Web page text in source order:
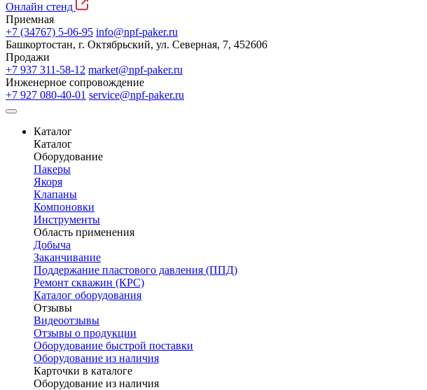
Онлайн стенд
Приемная
+7 (34767) 5-06-95 info@npf-paker.ru
Башкортостан, г. Октябрьский, ул. Северная, 7, 452606
Продажи
+7 937 311-58-12 market@npf-paker.ru
Инженерное сопровождение
+7 927 080-40-01 service@npf-paker.ru
Каталог
Каталог
Оборудование
Пакеры
Якоря
Клапаны
Компоновки
Инструменты
Область применения
Добыча
Заканчивание
Поддержание пластового давления (ППД)
Ремонт скважин (КРС)
Каталог оборудования
Отзывы
Видеоотзывы
Отзывы о продукции
Оборудование быстрой поставки
Оборудование из наличия
Карточки в каталоге
Оборудование из наличия